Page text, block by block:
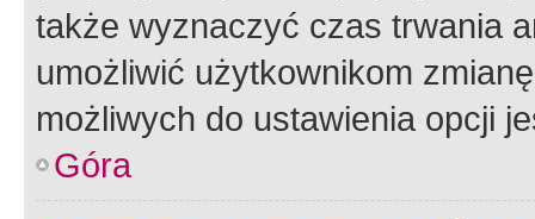
także wyznaczyć czas trwania
umożliwić użytkownikom
możliwych do ustawienia opcji
Góra